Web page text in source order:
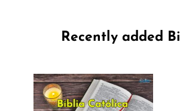
Recently added